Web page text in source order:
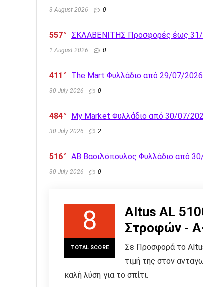
3 August 2026 0
557 ΣΚΛΑΒΕΝΙΤΗΣ Προσφορές έως 31/
1 August 2026 0
411 The Mart Φυλλάδιο από 29/07/
30 July 2026 0
484 My Market Φυλλάδιο από 30/07/
30 July 2026 2
516 AB Βασιλόπουλος Φυλλάδιο από
30 July 2026 0
8
TOTAL SCORE
Altus AL
Στροφών -
Σε Προσφορά το
τιμή της στον
καλή λύση για το σπίτι.